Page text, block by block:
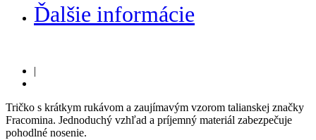
Ďalšie informácie
|
Tričko s krátkym rukávom a zaujímavým vzorom talianskej značky
Fracomina. Jednoduchý vzhľad a príjemný materiál zabezpečuje
pohodlné nosenie.